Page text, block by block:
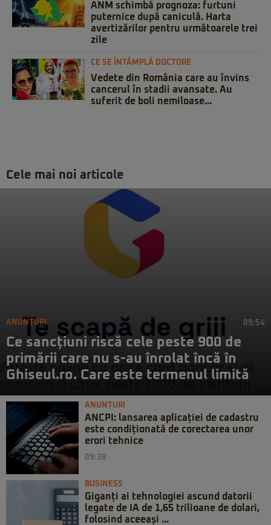
ANM schimbă prognoza: furtuni
puternice după caniculă. Harta
avertizărilor pentru următoarele trei
zile
CE SE ÎNTÂMPLĂ DOCTORE
Vedete din România care au învins
cancerul în stadii avansate. Au
suferit de boli nemiloase...
Cele mai noi articole
ANUNȚURI 09:54
Ce sancțiuni riscă cele peste 900 de
primării care nu s-au înrolat încă în
Ghiseul.ro. Care este termenul limită
ANUNȚURI
ANCPI: lansarea aplicației de cadastru
este condiționată de corectarea unor
erori tehnice
09:38
BUSINESS
Giganți ai tehnologiei ascund datorii
legate de IA de 1,65 trilioane de dolari,
folosind aceeași ...